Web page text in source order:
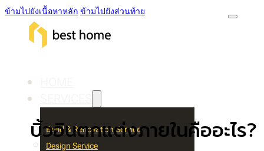
ข้ามไปยังเนื้อหาหลัก ข้ามไปยังส่วนท้าย
Build & Renovation Service
Design Service
บิ้วอินตกแต่งภายในคืออะไร